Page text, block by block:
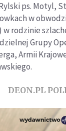
ps. Motyl,
w
rodzinie
Grupy
Armii
DEON.PL